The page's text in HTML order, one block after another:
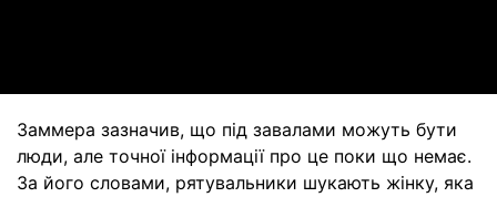
Заммера зазначив, що під завалами можуть бути
люди, але точної інформації про це поки що немає.
За його словами, рятувальники шукають жінку, яка